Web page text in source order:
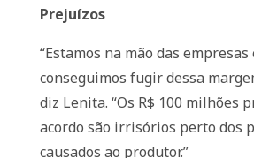
Prejuízos
“Estamos na mão das empresas
conseguimos fugir dessa
diz Lenita. “Os R$ 100 milhões
acordo são irrisórios perto dos
causados ao produtor.”